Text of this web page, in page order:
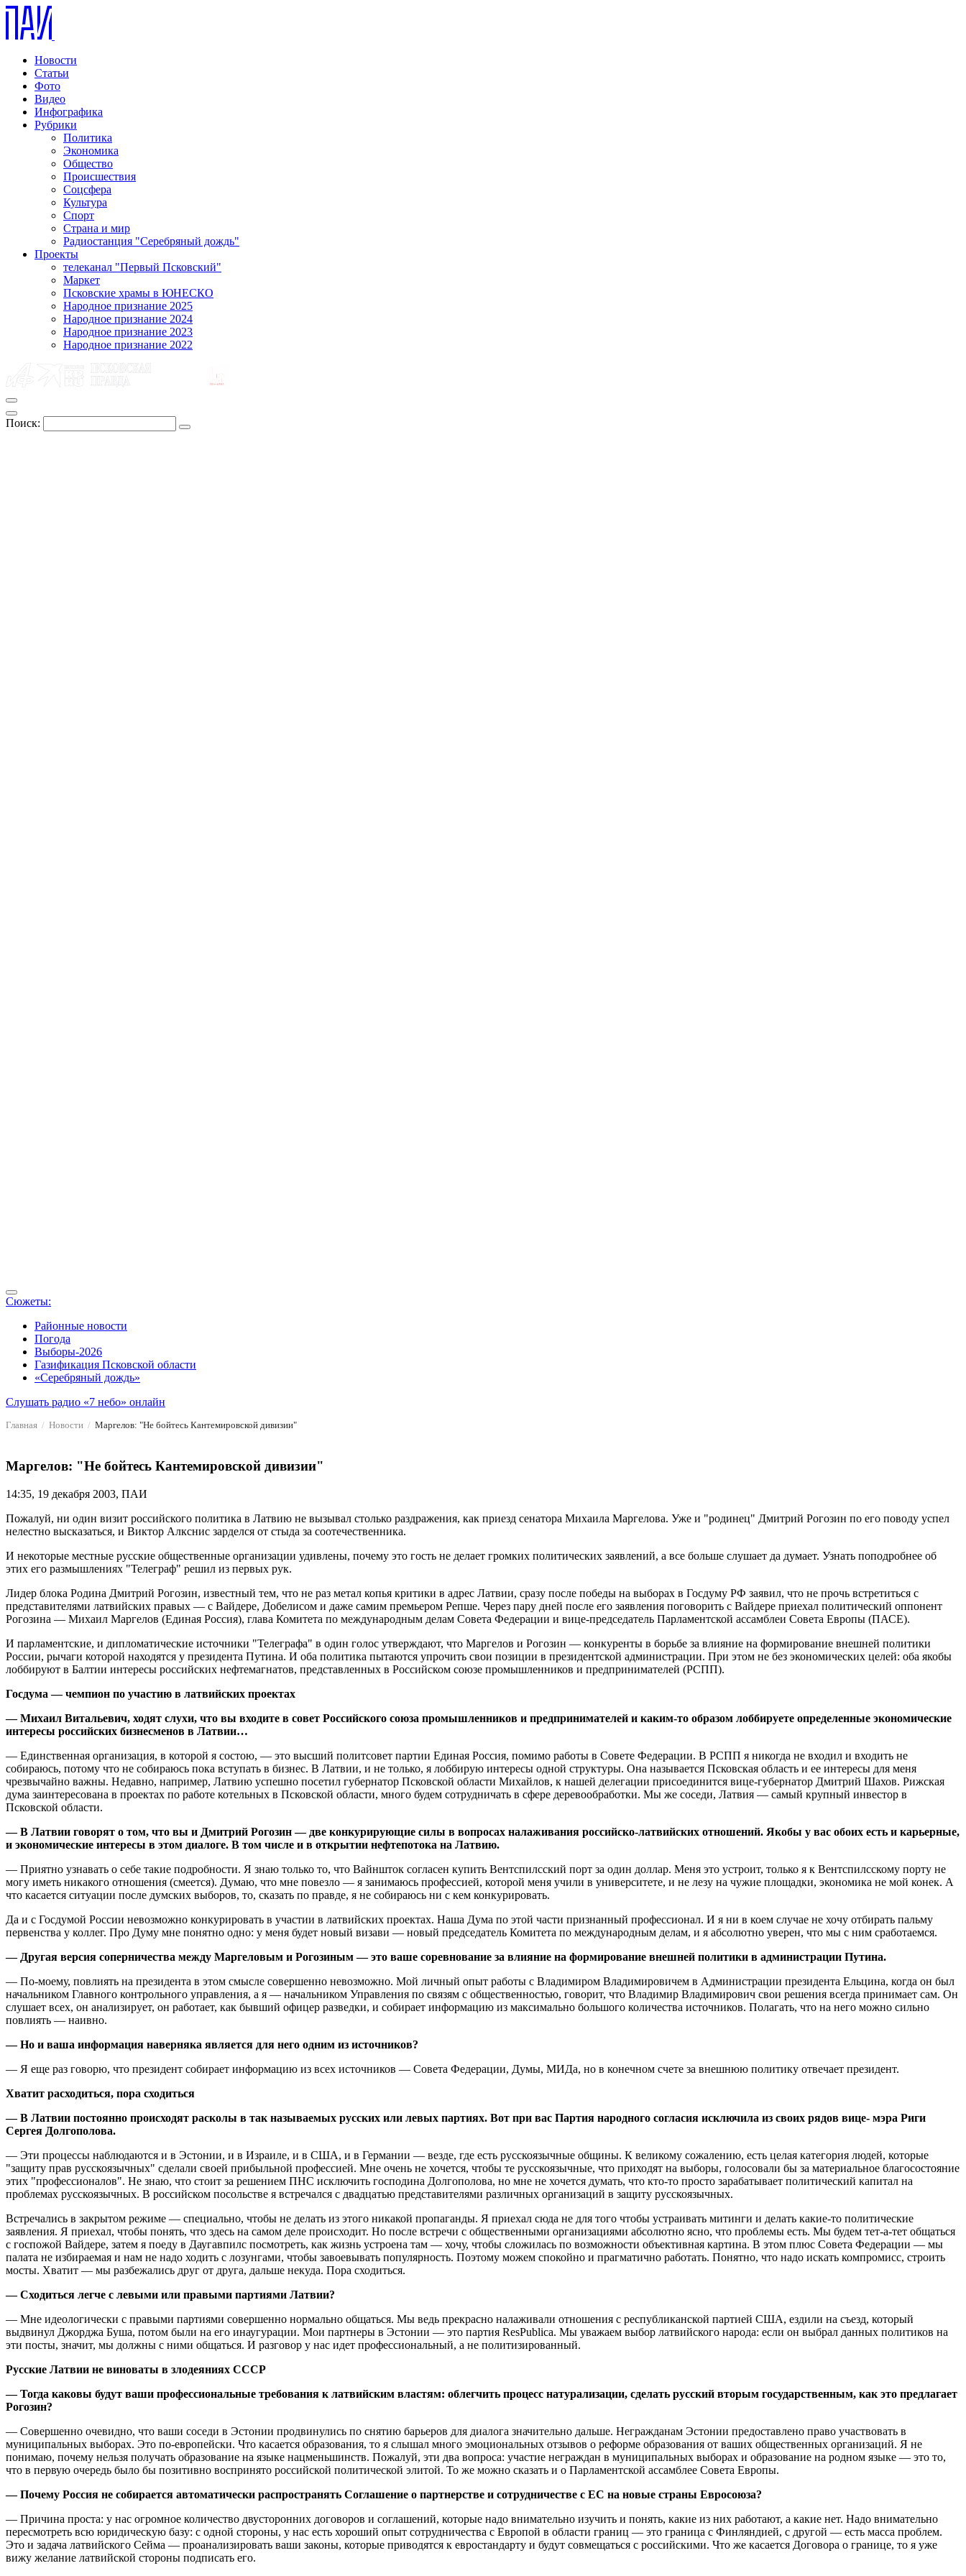
Новости
Статьи
Фото
Видео
Инфографика
Рубрики
Политика
Экономика
Общество
Происшествия
Соцсфера
Культура
Спорт
Страна и мир
Радиостанция "Серебряный дождь"
Проекты
телеканал "Первый Псковский"
Маркет
Псковские храмы в ЮНЕСКО
Народное признание 2025
Народное признание 2024
Народное признание 2023
Народное признание 2022
Поиск:
Сюжеты:
Районные новости
Погода
Выборы-2026
Газификация Псковской области
«Серебряный дождь»
Слушать радио «7 небо» онлайн
Главная Новости Маргелов: "Не бойтесь Кантемировской дивизии"
Маргелов: "Не бойтесь Кантемировской дивизии"
14:35, 19 декабря 2003, ПАИ
Пожалуй, ни один визит российского политика в Латвию не вызывал столько раздражения, как приезд сенатора Михаила Маргелова. Уже и "родинец" Дмитрий Рогозин по его поводу успел
нелестно высказаться, и Виктор Алкснис зарделся от стыда за соотечественника.
И некоторые местные русские общественные организации удивлены, почему это гость не делает громких политических заявлений, а все больше слушает да думает. Узнать поподробнее об
этих его размышлениях "Телеграф" решил из первых рук.
Лидер блока Родина Дмитрий Рогозин, известный тем, что не раз метал копья критики в адрес Латвии, сразу после победы на выборах в Госдуму РФ заявил, что не прочь встретиться с
представителями латвийских правых — с Вайдере, Добелисом и даже самим премьером Репше. Через пару дней после его заявления поговорить с Вайдере приехал политический оппонент
Рогозина — Михаил Маргелов (Единая Россия), глава Комитета по международным делам Совета Федерации и вице-председатель Парламентской ассамблеи Совета Европы (ПАСЕ).
И парламентские, и дипломатические источники "Телеграфа" в один голос утверждают, что Маргелов и Рогозин — конкуренты в борьбе за влияние на формирование внешней политики
России, рычаги которой находятся у президента Путина. И оба политика пытаются упрочить свои позиции в президентской администрации. При этом не без экономических целей: оба якобы
лоббируют в Балтии интересы российских нефтемагнатов, представленных в Российском союзе промышленников и предпринимателей (РСПП).
Госдума — чемпион по участию в латвийских проектах
— Михаил Витальевич, ходят слухи, что вы входите в совет Российского союза промышленников и предпринимателей и каким-то образом лоббируете определенные экономические
интересы российских бизнесменов в Латвии…
— Единственная организация, в которой я состою, — это высший политсовет партии Единая Россия, помимо работы в Совете Федерации. В РСПП я никогда не входил и входить не
собираюсь, потому что не собираюсь пока вступать в бизнес. В Латвии, и не только, я лоббирую интересы одной структуры. Она называется Псковская область и ее интересы для меня
чрезвычайно важны. Недавно, например, Латвию успешно посетил губернатор Псковской области Михайлов, к нашей делегации присоединится вице-губернатор Дмитрий Шахов. Рижская
дума заинтересована в проектах по работе котельных в Псковской области, много будем сотрудничать в сфере деревообработки. Мы же соседи, Латвия — самый крупный инвестор в
Псковской области.
— В Латвии говорят о том, что вы и Дмитрий Рогозин — две конкурирующие силы в вопросах налаживания российско-латвийских отношений. Якобы у вас обоих есть и карьерные,
и экономические интересы в этом диалоге. В том числе и в открытии нефтепотока на Латвию.
— Приятно узнавать о себе такие подробности. Я знаю только то, что Вайншток согласен купить Вентспилсский порт за один доллар. Меня это устроит, только я к Вентспилсскому порту не
могу иметь никакого отношения (смеется). Думаю, что мне повезло — я занимаюсь профессией, которой меня учили в университете, и не лезу на чужие площадки, экономика не мой конек. А
что касается ситуации после думских выборов, то, сказать по правде, я не собираюсь ни с кем конкурировать.
Да и с Госдумой России невозможно конкурировать в участии в латвийских проектах. Наша Дума по этой части признанный профессионал. И я ни в коем случае не хочу отбирать пальму
первенства у коллег. Про Думу мне понятно одно: у меня будет новый визави — новый председатель Комитета по международным делам, и я абсолютно уверен, что мы с ним сработаемся.
— Другая версия соперничества между Маргеловым и Рогозиным — это ваше соревнование за влияние на формирование внешней политики в администрации Путина.
— По-моему, повлиять на президента в этом смысле совершенно невозможно. Мой личный опыт работы с Владимиром Владимировичем в Администрации президента Ельцина, когда он был
начальником Главного контрольного управления, а я — начальником Управления по связям с общественностью, говорит, что Владимир Владимирович свои решения всегда принимает сам. Он
слушает всех, он анализирует, он работает, как бывший офицер разведки, и собирает информацию из максимально большого количества источников. Полагать, что на него можно сильно
повлиять — наивно.
— Но и ваша информация наверняка является для него одним из источников?
— Я еще раз говорю, что президент собирает информацию из всех источников — Совета Федерации, Думы, МИДа, но в конечном счете за внешнюю политику отвечает президент.
Хватит расходиться, пора сходиться
— В Латвии постоянно происходят расколы в так называемых русских или левых партиях. Вот при вас Партия народного согласия исключила из своих рядов вице- мэра Риги
Сергея Долгополова.
— Эти процессы наблюдаются и в Эстонии, и в Израиле, и в США, и в Германии — везде, где есть русскоязычные общины. К великому сожалению, есть целая категория людей, которые
"защиту прав русскоязычных" сделали своей прибыльной профессией. Мне очень не хочется, чтобы те русскоязычные, что приходят на выборы, голосовали бы за материальное благосостояние
этих "профессионалов". Не знаю, что стоит за решением ПНС исключить господина Долгополова, но мне не хочется думать, что кто-то просто зарабатывает политический капитал на
проблемах русскоязычных. В российском посольстве я встречался с двадцатью представителями различных организаций в защиту русскоязычных.
Встречались в закрытом режиме — специально, чтобы не делать из этого никакой пропаганды. Я приехал сюда не для того чтобы устраивать митинги и делать какие-то политические
заявления. Я приехал, чтобы понять, что здесь на самом деле происходит. Но после встречи с общественными организациями абсолютно ясно, что проблемы есть. Мы будем тет-а-тет общаться
с госпожой Вайдере, затем я поеду в Даугавпилс посмотреть, как жизнь устроена там — хочу, чтобы сложилась по возможности объективная картина. В этом плюс Совета Федерации — мы
палата не избираемая и нам не надо ходить с лозунгами, чтобы завоевывать популярность. Поэтому можем спокойно и прагматично работать. Понятно, что надо искать компромисс, строить
мосты. Хватит — мы разбежались друг от друга, дальше некуда. Пора сходиться.
— Сходиться легче с левыми или правыми партиями Латвии?
— Мне идеологически с правыми партиями совершенно нормально общаться. Мы ведь прекрасно налаживали отношения с республиканской партией США, ездили на съезд, который
выдвинул Джорджа Буша, потом были на его инаугурации. Мои партнеры в Эстонии — это партия ResPublica. Мы уважаем выбор латвийского народа: если он выбрал данных политиков на
эти посты, значит, мы должны с ними общаться. И разговор у нас идет профессиональный, а не политизированный.
Русские Латвии не виноваты в злодеяниях СССР
— Тогда каковы будут ваши профессиональные требования к латвийским властям: облегчить процесс натурализации, сделать русский вторым государственным, как это предлагает
Рогозин?
— Совершенно очевидно, что ваши соседи в Эстонии продвинулись по снятию барьеров для диалога значительно дальше. Негражданам Эстонии предоставлено право участвовать в
муниципальных выборах. Это по-европейски. Что касается образования, то я слышал много эмоциональных отзывов о реформе образования от ваших общественных организаций. Я не
понимаю, почему нельзя получать образование на языке нацменьшинств. Пожалуй, эти два вопроса: участие неграждан в муниципальных выборах и образование на родном языке — это то,
что в первую очередь было бы позитивно воспринято российской политической элитой. То же можно сказать и о Парламентской ассамблее Совета Европы.
— Почему Россия не собирается автоматически распространять Соглашение о партнерстве и сотрудничестве с ЕС на новые страны Евросоюза?
— Причина проста: у нас огромное количество двусторонних договоров и соглашений, которые надо внимательно изучить и понять, какие из них работают, а какие нет. Надо внимательно
пересмотреть всю юридическую базу: с одной стороны, у нас есть хороший опыт сотрудничества с Европой в области границ — это граница с Финляндией, с другой — есть масса проблем.
Это и задача латвийского Сейма — проанализировать ваши законы, которые приводятся к евростандарту и будут совмещаться с российскими. Что же касается Договора о границе, то я уже
вижу желание латвийской стороны подписать его.